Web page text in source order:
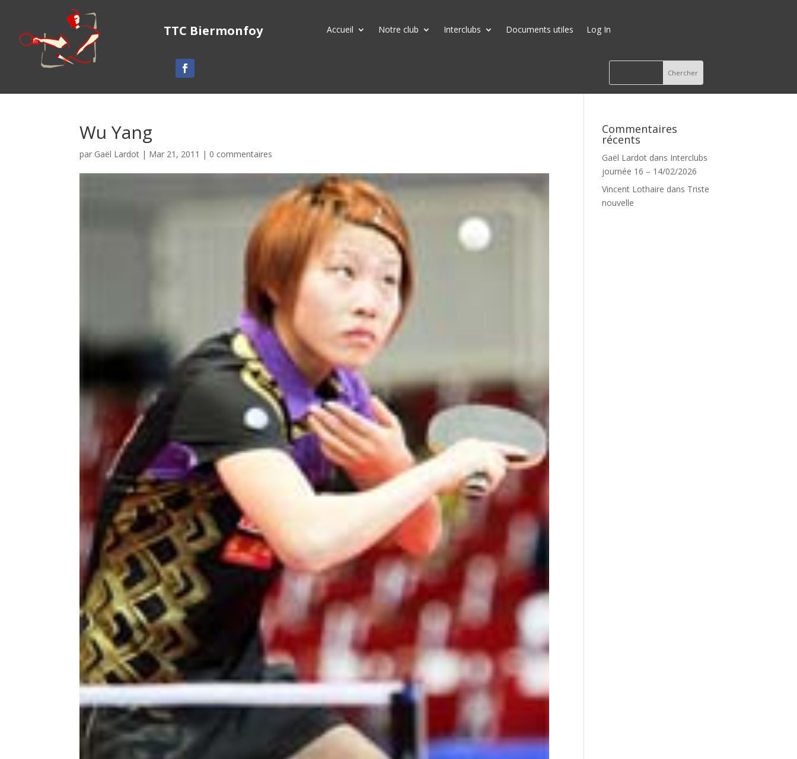
TTC Biermonfoy Accueil Notre club Interclubs Documents utiles Log In
Wu Yang
par Gaël Lardot | Mar 21, 2011 | 0 commentaires
Commentaires
récents
Gaël Lardot dans Interclubs
journée 16 – 14/02/2026
Vincent Lothaire dans Triste
nouvelle